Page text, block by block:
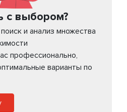
с выбором?
и анализ множества
профессионально,
варианты по